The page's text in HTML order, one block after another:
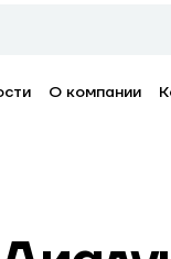
О компании